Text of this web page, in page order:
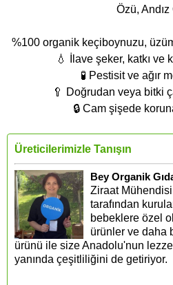
Özü, Andız
%100 organik keçiboynuzu,
💧 İlave şeker, katkı ve
🧪 Pestisit ve ağır
🥄 Doğrudan veya bitki
🔒 Cam şişede
Üreticilerimizle Tanışın
Bey Organik
Ziraat
tarafından
bebeklere özel
ürünler ve daha
ürünü ile size Anadolu'nun
yanında çeşitliliğini de getiriyor.